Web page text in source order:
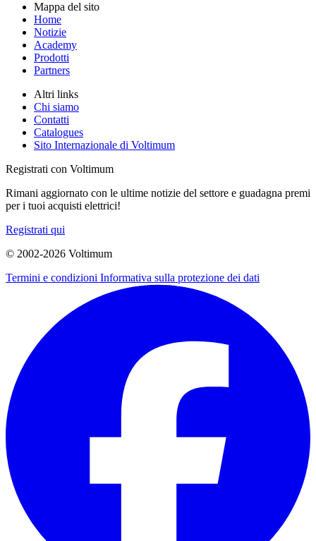
Mappa del sito
Home
Notizie
Academy
Prodotti
Partners
Altri links
Chi siamo
Contatti
Catalogues
Sito Internazionale di Voltimum
Registrati con Voltimum
Rimani aggiornato con le ultime notizie del settore e guadagna premi
per i tuoi acquisti elettrici!
Registrati qui
© 2002-2026 Voltimum
Termini e condizioni Informativa sulla protezione dei dati